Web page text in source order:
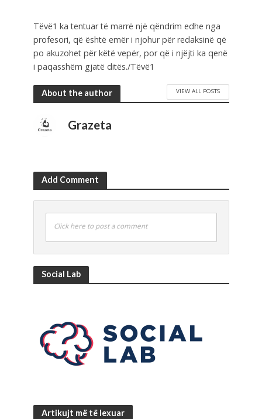
Tëvë1 ka tentuar të marrë një qëndrim edhe nga
profesori, që është emër i njohur për redaksinë që
po akuzohet për këtë vepër, por që i njëjti ka qenë
i paqasshëm gjatë ditës./Tëvë1
About the author VIEW ALL POSTS
Grazeta
Add Comment
Click here to post a comment
Social Lab
Artikujt më të lexuar